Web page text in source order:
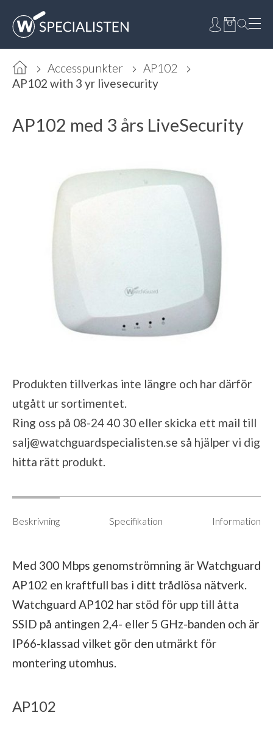
Accesspunkter
AP102
AP102 with 3 yr livesecurity
AP102 med 3 års LiveSecurity
Produkten tillverkas inte längre och har därför
utgått ur sortimentet.
Ring oss på 08-24 40 30 eller skicka ett mail till
salj@watchguardspecialisten.se så hjälper vi dig
hitta rätt produkt.
Beskrivning Specifikation Information
Med 300 Mbps genomströmning är Watchguard
AP102 en kraftfull bas i ditt trådlösa nätverk.
Watchguard AP102 har stöd för upp till åtta
SSID på antingen 2,4- eller 5 GHz-banden och är
IP66-klassad vilket gör den utmärkt för
montering utomhus.
AP102